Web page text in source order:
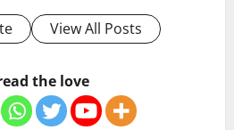
View All Posts
the love